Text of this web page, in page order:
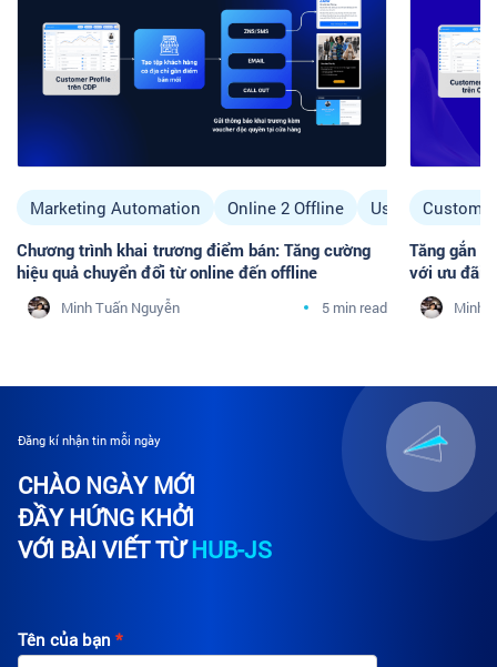
Marketing Automation Online 2 Offline
Use Case
Chương trình khai trương điểm bán: Tăng cường
hiệu quả chuyển đổi từ online đến offline
Minh Tuấn Nguyễn 5 min read
Tăng gắn
với ưu đãi
Minh
Đăng kí nhận tin mỗi ngày
CHÀO NGÀY MỚI
ĐẦY HỨNG KHỞI
VỚI BÀI VIẾT TỪHUB-JS
Tên của bạn